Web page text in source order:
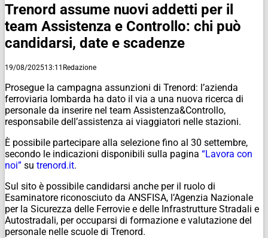
Trenord assume nuovi addetti per il
team Assistenza e Controllo: chi può
candidarsi, date e scadenze
19/08/202513:11 Redazione
Prosegue la campagna assunzioni di Trenord: l’azienda
ferroviaria lombarda ha dato il via a una nuova ricerca di
personale da inserire nel team Assistenza&Controllo,
responsabile dell’assistenza ai viaggiatori nelle stazioni.
È possibile partecipare alla selezione fino al 30 settembre,
secondo le indicazioni disponibili sulla pagina “Lavora con
noi” su trenord.it.
Sul sito è possibile candidarsi anche per il ruolo di
Esaminatore riconosciuto da ANSFISA, l’Agenzia Nazionale
per la Sicurezza delle Ferrovie e delle Infrastrutture Stradali e
Autostradali, per occuparsi di formazione e valutazione del
personale nelle scuole di Trenord.